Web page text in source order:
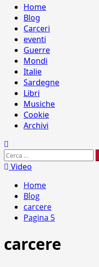
Menu
principale
Home
Blog
Carceri
eventi
Guerre
Mondi
Italie
Sardegne
Libri
Musiche
Cookie
Archivi
Ricerca
per:Video
Home
Blog
carcere
Pagina 5
carcere